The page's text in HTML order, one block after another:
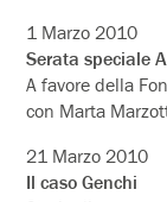
1 Marzo 2010
Serata speciale
A favore della
con Marta
21 Marzo 2010
Il caso Genchi